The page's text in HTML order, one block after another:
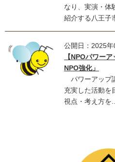
なり、実演・体
紹介する八王子
公開日：2025年
【NPOパワー
NPO強化」
パワーアップ
充実した活動を
視点・考え方を...